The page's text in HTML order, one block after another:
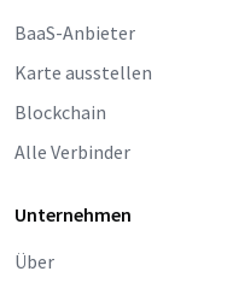
BaaS-Anbieter
Karte ausstellen
Blockchain
Alle Verbinder
Unternehmen
Über